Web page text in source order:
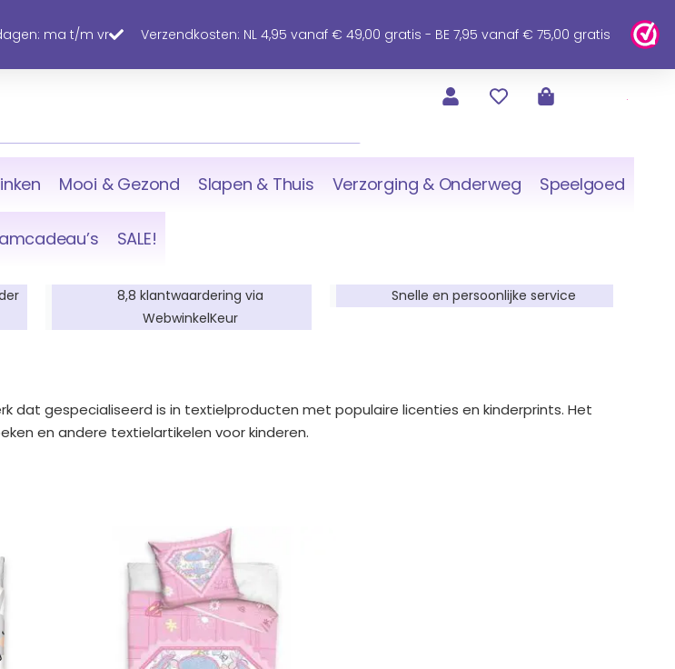
ma t/m vr Verzendkosten: NL 4,95 vanaf € 49,00 gratis - BE 7,95 vanaf € 75,00 gratis
Mooi & Gezond Slapen & Thuis Verzorging & Onderweg Speelgoed
SALE!
8,8 klantwaardering via
WebwinkelKeur
Snelle en persoonlijke service
dat gespecialiseerd is in textielproducten met populaire licenties en kinderprints. Het
en andere textielartikelen voor kinderen.